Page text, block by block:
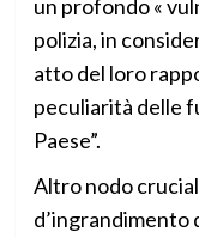
un profondo «
polizia, in
atto del loro
peculiarità delle
Paese”.
Altro nodo
d’ingrandimento